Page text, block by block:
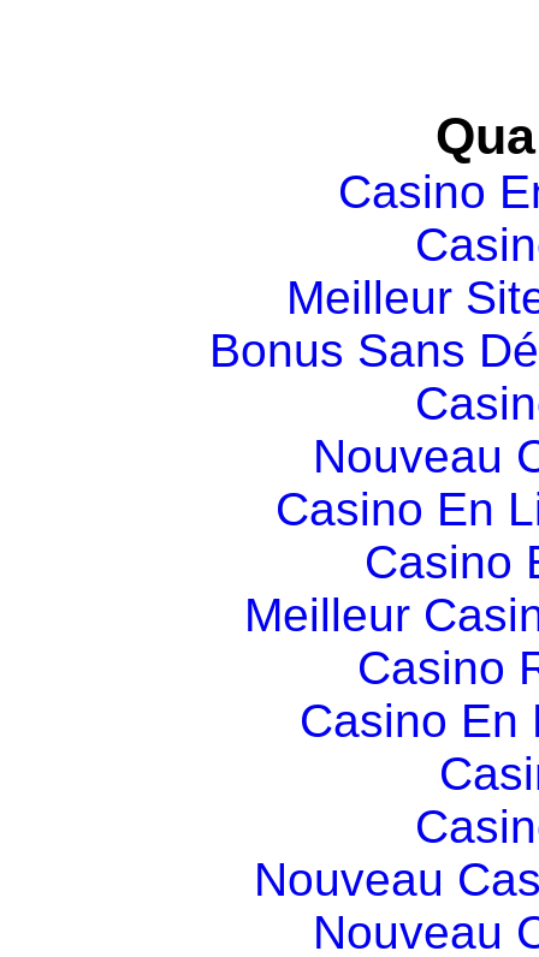
Casino
Meilleur
Bonus Sans
Nouveau
Casino En
Casino
Meilleur
Casino
Casino En
Nouveau
Nouveau